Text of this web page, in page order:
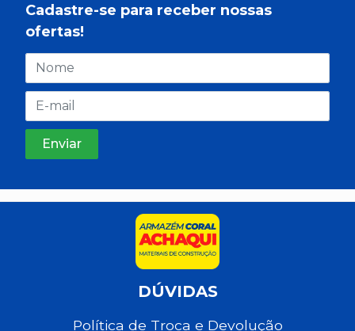
Cadastre-se para receber nossas
ofertas!
DÚVIDAS
Política de Troca e Devolução